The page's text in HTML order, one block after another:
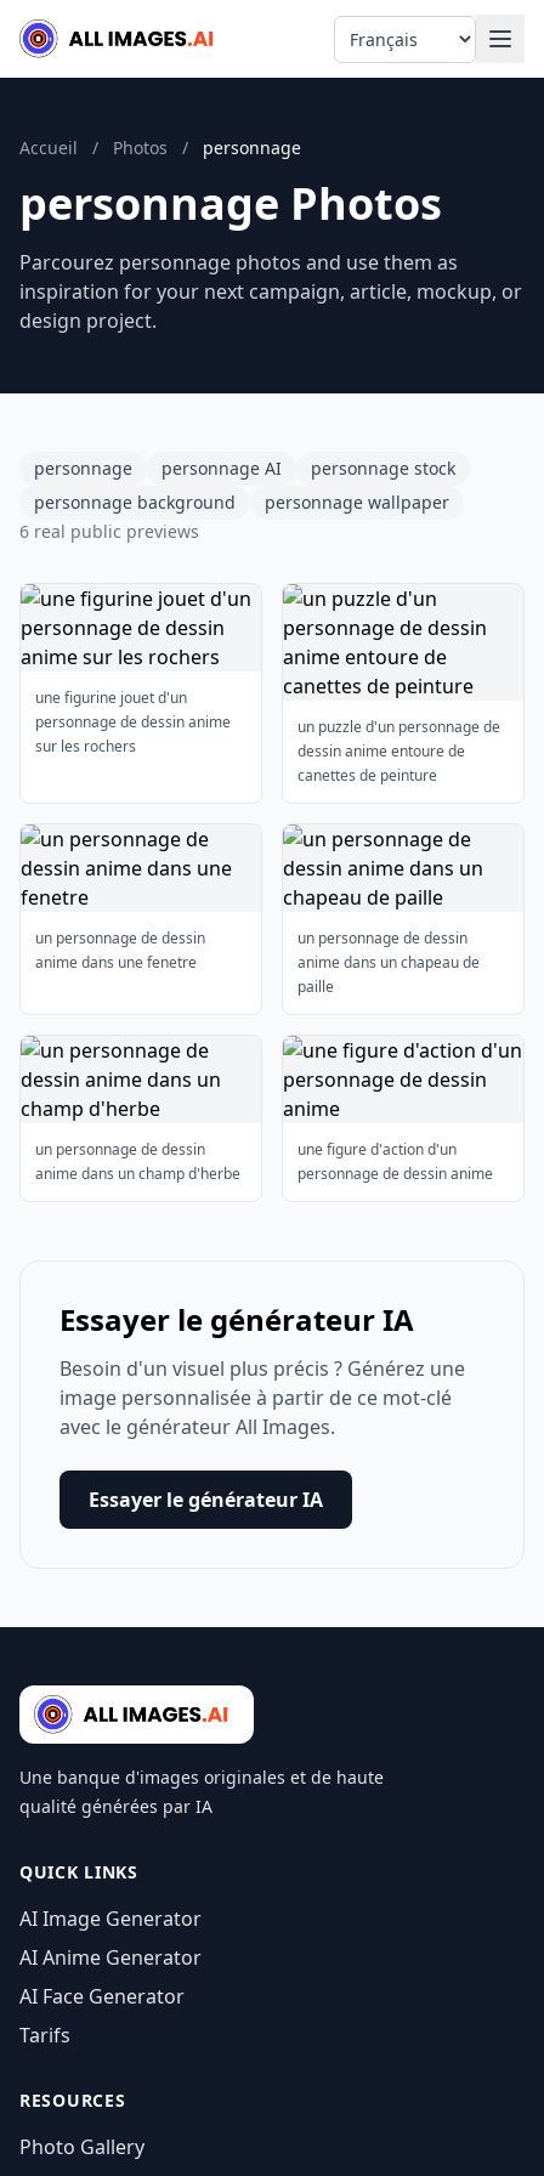
Language
Accueil / Photos / personnage
personnage Photos
Parcourez personnage photos and use them as
inspiration for your next campaign, article, mockup, or
design project.
personnage personnage AI
personnage stock
personnage background
personnage wallpaper
6 real public previews
une figurine jouet d'un
personnage de dessin anime
sur les rochers
un puzzle d'un personnage de
dessin anime entoure de
canettes de peinture
un personnage de dessin
anime dans une fenetre
un personnage de dessin
anime dans un chapeau de
paille
un personnage de dessin
anime dans un champ d'herbe
une figure d'action d'un
personnage de dessin anime
Essayer le générateur IA
Besoin d'un visuel plus précis ? Générez une
image personnalisée à partir de ce mot-clé
avec le générateur All Images.
Essayer le générateur IA
Une banque d'images originales et de haute
qualité générées par IA
QUICK LINKS
AI Image Generator
AI Anime Generator
AI Face Generator
Tarifs
RESOURCES
Photo Gallery